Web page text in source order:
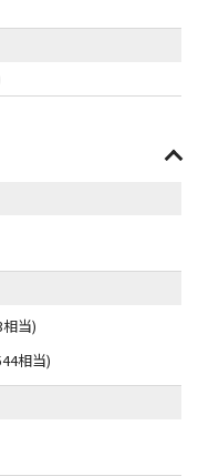
当)
相当)